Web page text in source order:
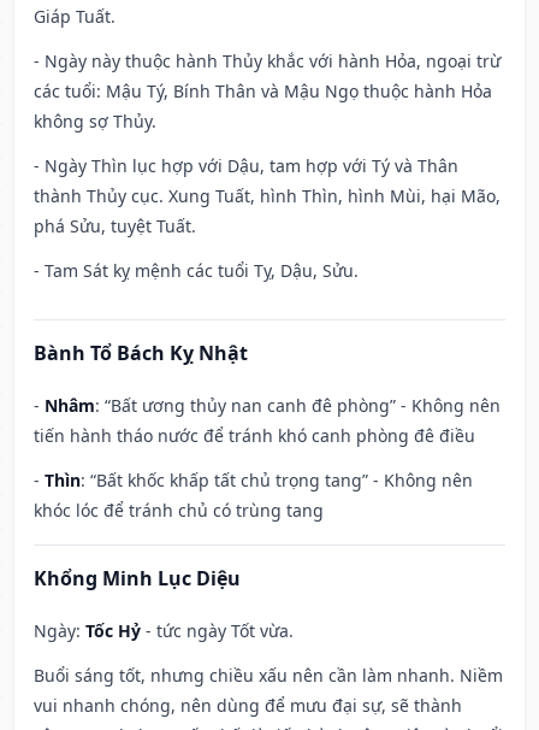
Giáp Tuất.
- Ngày này thuộc hành Thủy khắc với hành Hỏa, ngoại trừ
các tuổi: Mậu Tý, Bính Thân và Mậu Ngọ thuộc hành Hỏa
không sợ Thủy.
- Ngày Thìn lục hợp với Dậu, tam hợp với Tý và Thân
thành Thủy cục. Xung Tuất, hình Thìn, hình Mùi, hại Mão,
phá Sửu, tuyệt Tuất.
- Tam Sát kỵ mệnh các tuổi Tỵ, Dậu, Sửu.
Bành Tổ Bách Kỵ Nhật
- Nhâm: “Bất ương thủy nan canh đê phòng” - Không nên
tiến hành tháo nước để tránh khó canh phòng đê điều
- Thìn: “Bất khốc khấp tất chủ trọng tang” - Không nên
khóc lóc để tránh chủ có trùng tang
Khổng Minh Lục Diệu
Ngày: Tốc Hỷ - tức ngày Tốt vừa.
Buổi sáng tốt, nhưng chiều xấu nên cần làm nhanh. Niềm
vui nhanh chóng, nên dùng để mưu đại sự, sẽ thành